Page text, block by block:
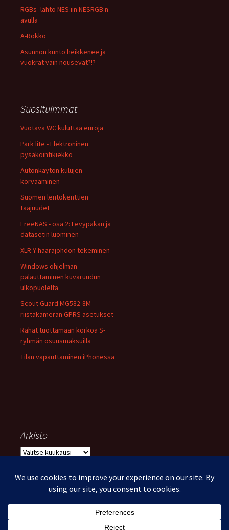
RGBs -lähtö NES:iin NESRGB:n
avulla
A-Rokko
Asunnon kunto heikkenee ja
vuokrat vain nousevat?!?
Suosituimmat
Vuotava WC kuluttaa euroja
Park lite - Elektroninen
pysäköintikiekko
Autonkäytön kulujen
korvaaminen
Suomen lentokenttien
taajuudet
FreeNAS - osa 2: Levypakan ja
datasetin luominen
XLR Y-haarajohdon tekeminen
Windows ohjelman
palauttaminen kuvaruudun
ulkopuolelta
Scout Guard MG582-8M
riistakameran GPRS asetukset
Rahat tuottamaan korkoa S-
ryhmän osuusmaksuilla
Tilan vapauttaminen iPhonessa
Arkisto
Arkisto